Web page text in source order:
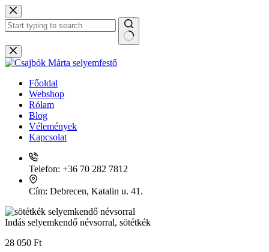
Skip
to
content
No
results
Főoldal
Webshop
Rólam
Blog
Vélemények
Kapcsolat
Telefon: +36 70 282 7812
Cím: Debrecen, Katalin u. 41.
Indás selyemkendő névsorral, sötétkék
28 050 Ft